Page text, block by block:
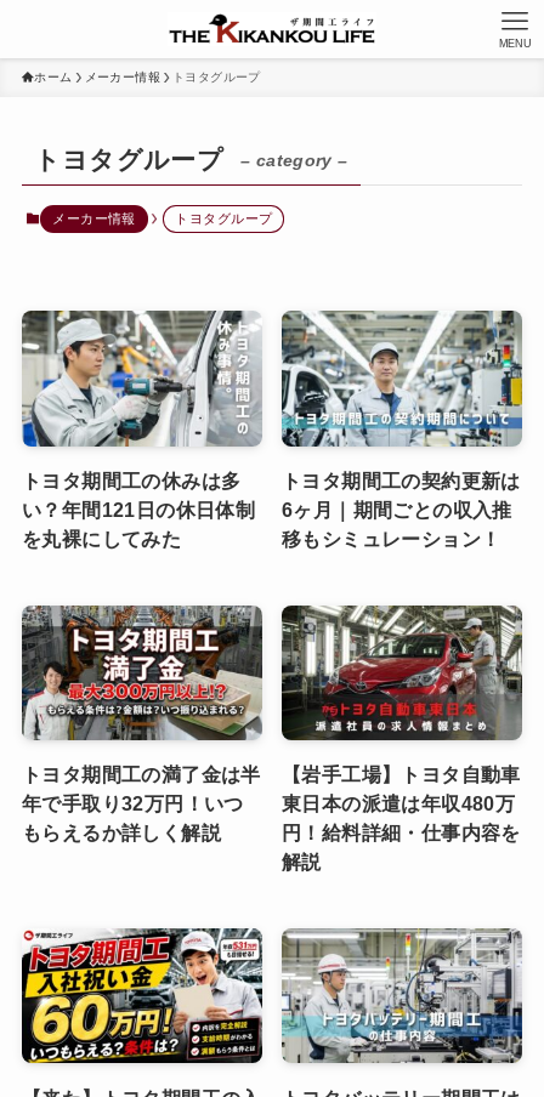
MENU
ホーム メーカー情報 トヨタグループ
トヨタグループ – category –
メーカー情報 トヨタグループ
トヨタ期間工の休みは多
い？年間121日の休日体制
を丸裸にしてみた
トヨタ期間工の契約更新は
6ヶ月｜期間ごとの収入推
移もシミュレーション！
トヨタ期間工の満了金は半
年で手取り32万円！いつ
もらえるか詳しく解説
【岩手工場】トヨタ自動車
東日本の派遣は年収480万
円！給料詳細・仕事内容を
解説